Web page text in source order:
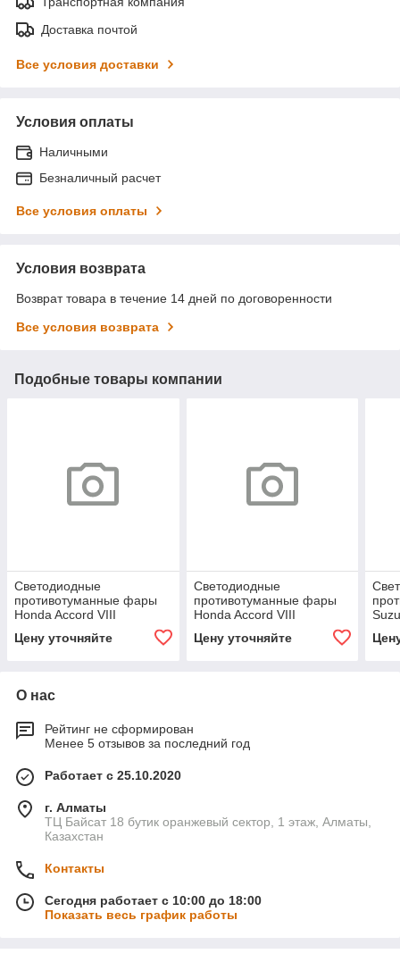
Доставка почтой
Все условия доставки
Условия оплаты
Наличными
Безналичный расчет
Все условия оплаты
Условия возврата
Возврат товара в течение 14 дней по договоренности
Все условия возврата
Подобные товары компании
Светодиодные
противотуманные фары
Honda Accord VIII
Tandem Premium
Цену уточняйте
Светодиодные
противотуманные фары
Honda Accord VIII
Tandem SE
Цену уточняйте
О нас
Рейтинг не сформирован
Менее 5 отзывов за последний год
Работает с 25.10.2020
г. Алматы
ТЦ Байсат 18 бутик оранжевый сектор, 1 этаж, Алматы,
Казахстан
Контакты
Сегодня работает с 10:00 до 18:00
Показать весь график работы